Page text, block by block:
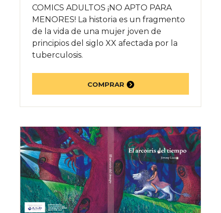
COMICS ADULTOS ¡NO APTO PARA
MENORES! La historia es un fragmento
de la vida de una mujer joven de
principios del siglo XX afectada por la
tuberculosis.
COMPRAR